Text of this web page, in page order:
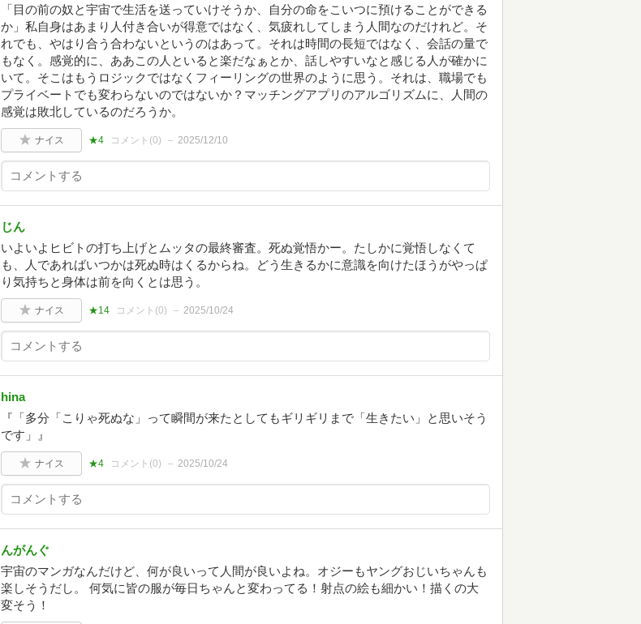
「目の前の奴と宇宙で生活を送っていけそうか、自分の命をこいつに預けることができる
か」私自身はあまり人付き合いが得意ではなく、気疲れしてしまう人間なのだけれど。そ
れでも、やはり合う合わないというのはあって。それは時間の長短ではなく、会話の量で
もなく。感覚的に、ああこの人といると楽だなぁとか、話しやすいなと感じる人が確かに
いて。そこはもうロジックではなくフィーリングの世界のように思う。それは、職場でも
プライベートでも変わらないのではないか？マッチングアプリのアルゴリズムに、人間の
感覚は敗北しているのだろうか。
ナイス ★4 コメント(0) 2025/12/10
じん
いよいよヒビトの打ち上げとムッタの最終審査。死ぬ覚悟かー。たしかに覚悟しなくて
も、人であればいつかは死ぬ時はくるからね。どう生きるかに意識を向けたほうがやっぱ
り気持ちと身体は前を向くとは思う。
ナイス ★14 コメント(0) 2025/10/24
hina
『「多分「こりゃ死ぬな」って瞬間が来たとしてもギリギリまで「生きたい」と思いそう
です」』
ナイス ★4 コメント(0) 2025/10/24
んがんぐ
宇宙のマンガなんだけど、何が良いって人間が良いよね。オジーもヤングおじいちゃんも
楽しそうだし。 何気に皆の服が毎日ちゃんと変わってる！射点の絵も細かい！描くの大
変そう！